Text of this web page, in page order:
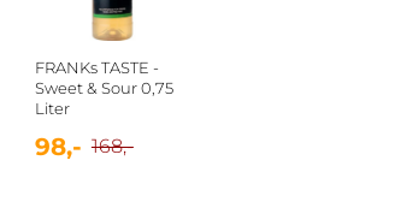
FRANKs TASTE -
Sweet & Sour 0,75
Liter
98,- 168,-